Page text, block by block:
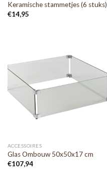
Keramische stammetjes (6 stuks)
€14,95
ACCESSOIRES
Glas Ombouw 50x50x17 cm
€107,94